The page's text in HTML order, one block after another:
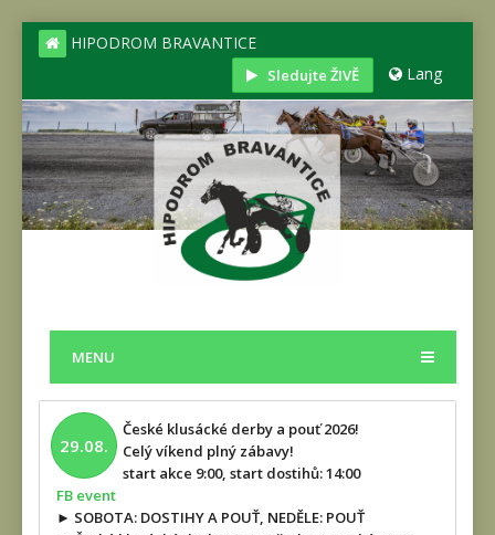
HIPODROM BRAVANTICE
Sledujte ŽIVĚ Lang
MENU
29.08.
České klusácké derby a pouť 2026!
Celý víkend plný zábavy!
start akce 9:00, start dostihů: 14:00
FB event
► SOBOTA: DOSTIHY A POUŤ, NEDĚLE: POUŤ